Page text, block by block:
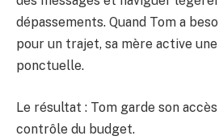
dépassements. Quand Tom a
pour un trajet, sa mère active
ponctuelle.
Le résultat : Tom garde son
contrôle du budget.